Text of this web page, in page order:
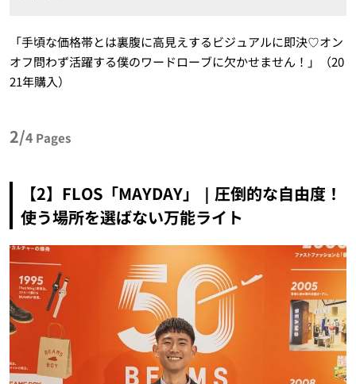
「手頃な価格帯とは裏腹に高見えするビジュアルに即決♡オン
オフ問わず活躍する僕のワードローブに欠かせません！」（20
21年購入）
2/4 Pages
【2】FLOS「MAYDAY」｜圧倒的な自由度！
使う場所を選ばない万能ライト